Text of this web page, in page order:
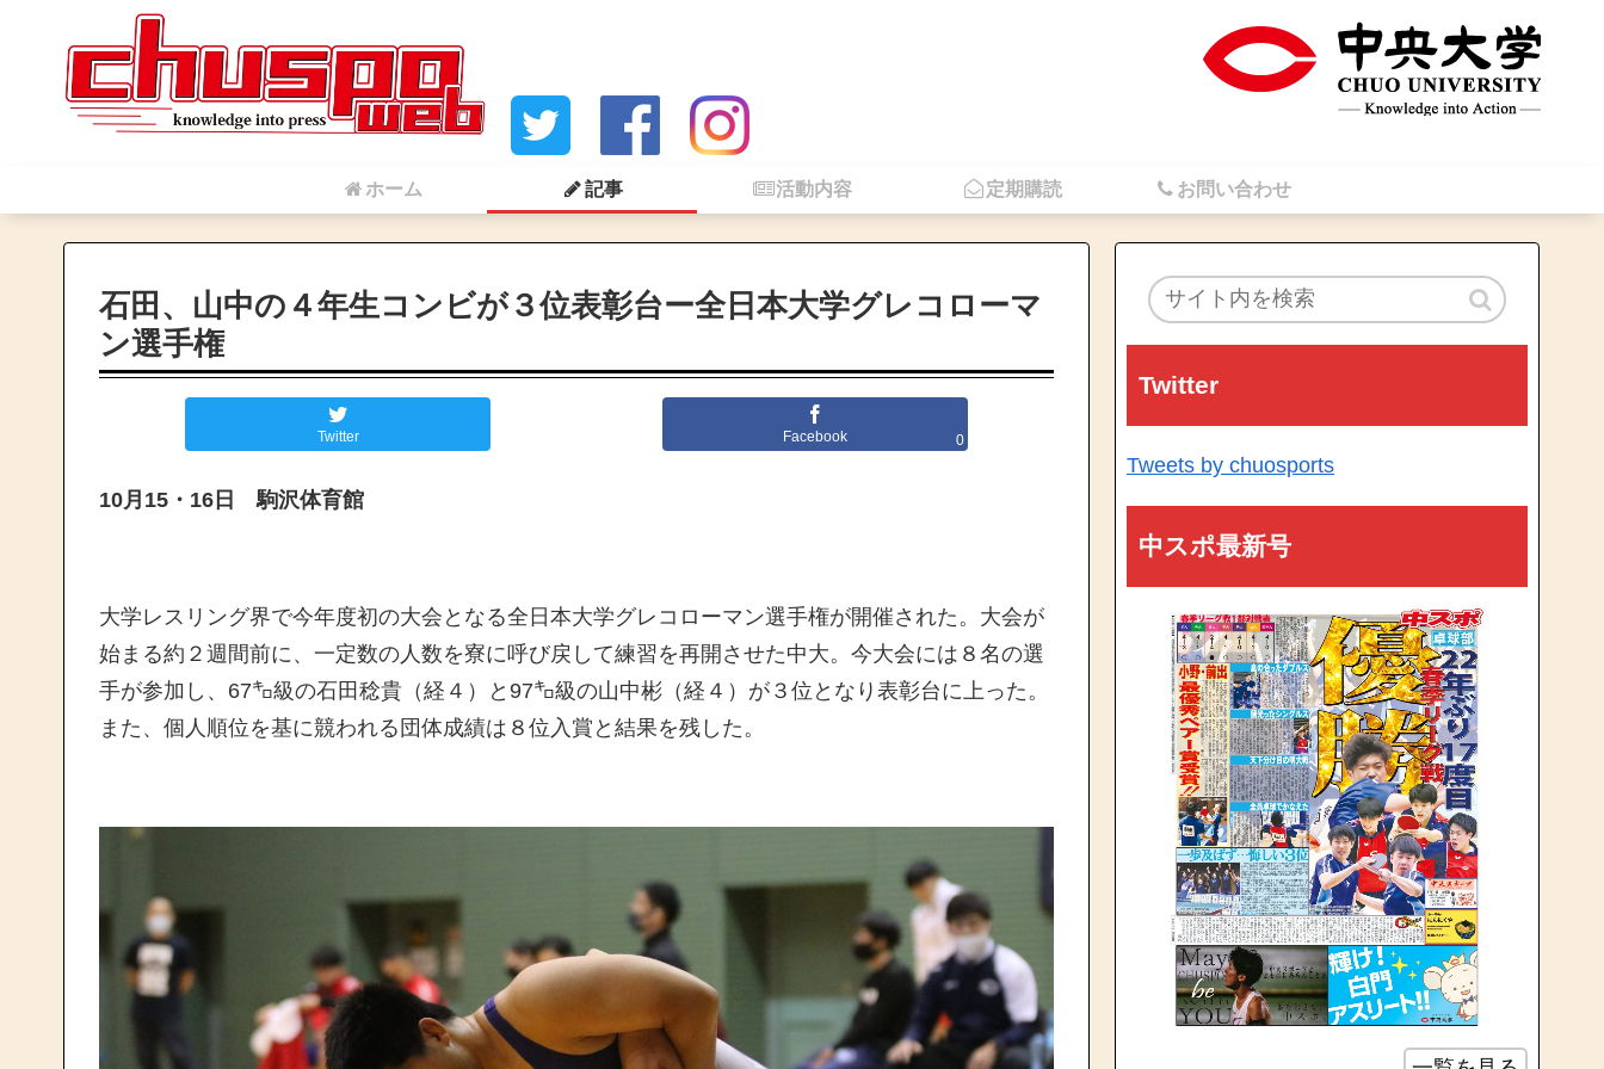
ホーム 記事 活動内容 定期購読 お問い合わせ
石田、山中の４年生コンビが３位表彰台ー全日本大学グレコローマ
ン選手権
Twitter Facebook 0
10月15・16日 駒沢体育館
大学レスリング界で今年度初の大会となる全日本大学グレコローマン選手権が開催された。大会が
始まる約２週間前に、一定数の人数を寮に呼び戻して練習を再開させた中大。今大会には８名の選
手が参加し、67㌔級の石田稔貴（経４）と97㌔級の山中彬（経４）が３位となり表彰台に上った。
また、個人順位を基に競われる団体成績は８位入賞と結果を残した。
Twitter
Tweets by chuosports
中スポ最新号